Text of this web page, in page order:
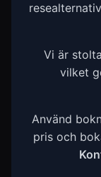
Vi är
vilket
Använd
pris och